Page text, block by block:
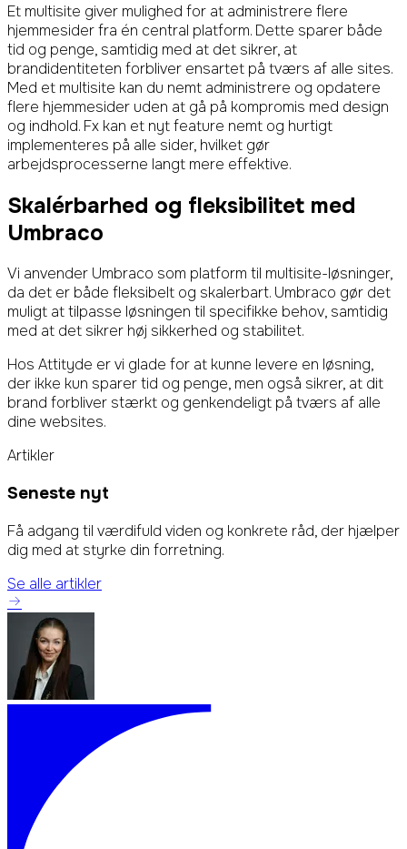
Et multisite giver mulighed for at administrere flere
hjemmesider fra én central platform. Dette sparer både
tid og penge, samtidig med at det sikrer, at
brandidentiteten forbliver ensartet på tværs af alle sites.
Med et multisite kan du nemt administrere og opdatere
flere hjemmesider uden at gå på kompromis med design
og indhold. Fx kan et nyt feature nemt og hurtigt
implementeres på alle sider, hvilket gør
arbejdsprocesserne langt mere effektive.
Skalérbarhed og fleksibilitet med
Umbraco
Vi anvender Umbraco som platform til multisite-løsninger,
da det er både fleksibelt og skalerbart. Umbraco gør det
muligt at tilpasse løsningen til specifikke behov, samtidig
med at det sikrer høj sikkerhed og stabilitet.
Hos Attityde er vi glade for at kunne levere en løsning,
der ikke kun sparer tid og penge, men også sikrer, at dit
brand forbliver stærkt og genkendeligt på tværs af alle
dine websites.
Artikler
Seneste nyt
Få adgang til værdifuld viden og konkrete råd, der hjælper
dig med at styrke din forretning.
Se alle artikler